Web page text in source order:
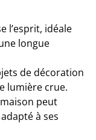
l’esprit, idéale
longue
de décoration
lumière crue.
peut
à ses